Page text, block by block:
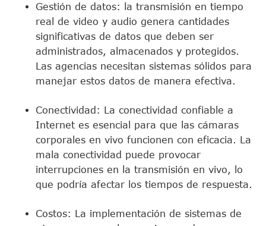
Gestión de datos: la transmisión en tiempo
real de video y audio genera cantidades
significativas de datos que deben ser
administrados, almacenados y protegidos.
Las agencias necesitan sistemas sólidos para
manejar estos datos de manera efectiva.
Conectividad: La conectividad confiable a
Internet es esencial para que las cámaras
corporales en vivo funcionen con eficacia. La
mala conectividad puede provocar
interrupciones en la transmisión en vivo, lo
que podría afectar los tiempos de respuesta.
Costos: La implementación de sistemas de